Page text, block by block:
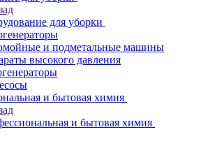
для уборки
и подметальные машины
высокого давления
и бытовая химия
и бытовая химия